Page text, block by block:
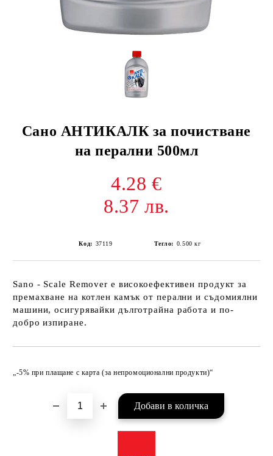
Сано АНТИКАЛК за почистване
на перални 500мл
4.28 €
8.37 лв.
Код: 37119 Тегло: 0.500 кг
Sano - Scale Remover е високоефективен продукт за
премахване на котлен камък от перални и съдомиялни
машини, осигурявайки дълготрайна работа и по-
добро изпиране.
„-5% при плащане с карта (за непромоционални продукти)“